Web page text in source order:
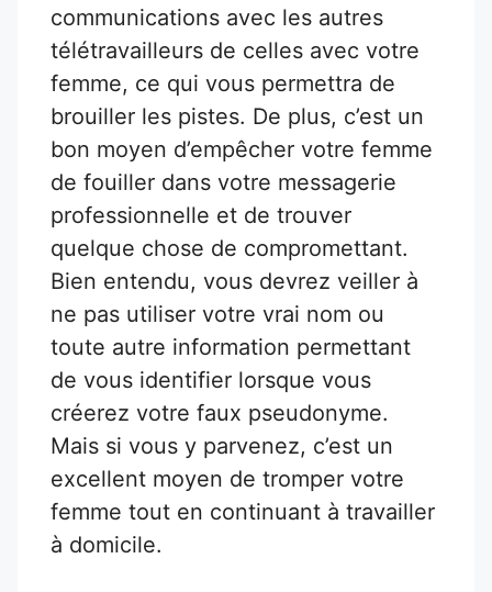
communications avec les autres
télétravailleurs de celles avec votre
femme, ce qui vous permettra de
brouiller les pistes. De plus, c’est un
bon moyen d’empêcher votre femme
de fouiller dans votre messagerie
professionnelle et de trouver
quelque chose de compromettant.
Bien entendu, vous devrez veiller à
ne pas utiliser votre vrai nom ou
toute autre information permettant
de vous identifier lorsque vous
créerez votre faux pseudonyme.
Mais si vous y parvenez, c’est un
excellent moyen de tromper votre
femme tout en continuant à travailler
à domicile.